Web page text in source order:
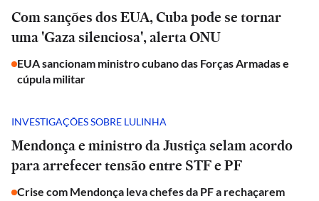
Com sanções dos EUA, Cuba pode se tornar
uma 'Gaza silenciosa', alerta ONU
EUA sancionam ministro cubano das Forças Armadas e
cúpula militar
INVESTIGAÇÕES SOBRE LULINHA
Mendonça e ministro da Justiça selam acordo
para arrefecer tensão entre STF e PF
Crise com Mendonça leva chefes da PF a rechaçarem